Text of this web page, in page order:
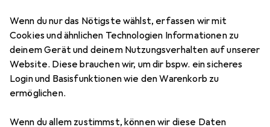
Wenn du nur das Nötigste wählst, erfassen wir mit
Cookies und ähnlichen Technologien Informationen zu
deinem Gerät und deinem Nutzungsverhalten auf unserer
Website. Diese brauchen wir, um dir bspw. ein sicheres
Login und Basisfunktionen wie den Warenkorb zu
ermöglichen.
Wenn du allem zustimmst, können wir diese Daten
9 Bilder
HermaNegativhüllen
EUR
24,99